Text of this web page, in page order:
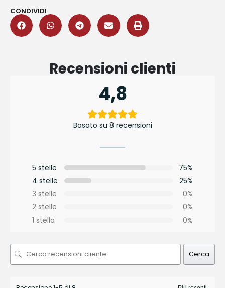
CONDIVIDI
Recensioni clienti
4,8
Basato su 8 recensioni
5 stelle
75%
4 stelle
25%
3 stelle
0%
2 stelle
0%
1 stella
0%
Cerca